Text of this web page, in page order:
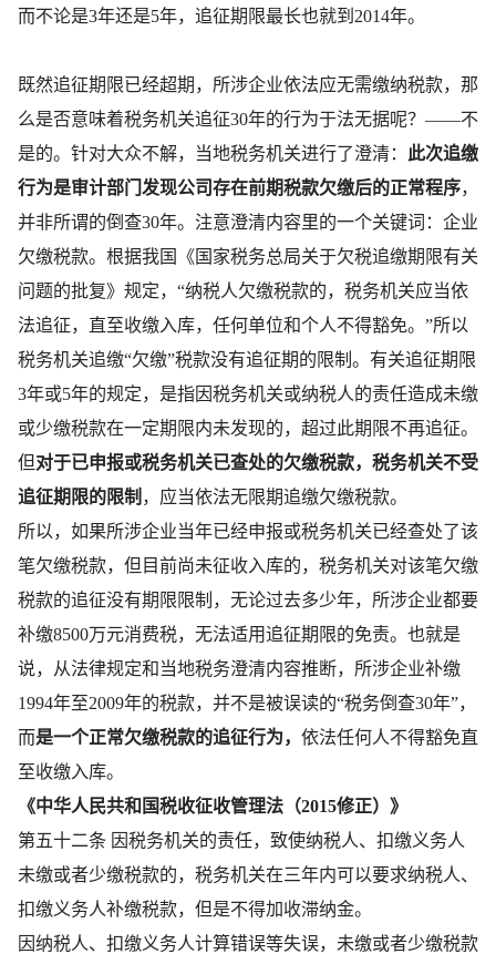
而不论是3年还是5年，追征期限最长也就到2014年。
既然追征期限已经超期，所涉企业依法应无需缴纳税款，那
么是否意味着税务机关追征30年的行为于法无据呢？——不
是的。针对大众不解，当地税务机关进行了澄清：
此次追缴
行为是审计部门发现公司存在前期税款欠缴后的正常程序，
并非所谓的倒查30年。注意澄清内容里的一个关键词：企业
欠缴税款。根据我国《国家税务总局关于欠税追缴期限有关
问题的批复》规定，“纳税人欠缴税款的，税务机关应当依
法追征，直至收缴入库，任何单位和个人不得豁免。”所以
税务机关追缴“欠缴”税款没有追征期的限制。有关追征期限
3年或5年的规定，是指因税务机关或纳税人的责任造成未缴
或少缴税款在一定期限内未发现的，超过此期限不再追征。
但对于已申报或税务机关已查处的欠缴税款，税务机关不受
追征期限的限制 ，应当依法无限期追缴欠缴税款。
所以，如果所涉企业当年已经申报或税务机关已经查处了该
笔欠缴税款，但目前尚未征收入库的，税务机关对该笔欠缴
税款的追征没有期限限制，无论过去多少年，所涉企业都要
补缴8500万元消费税，无法适用追征期限的免责。也就是
说，从法律规定和当地税务澄清内容推断，所涉企业补缴
1994年至2009年的税款，并不是被误读的“税务倒查30年”，
而是一个正常欠缴税款的追征行为， 依法任何人不得豁免直
至收缴入库。
《中华人民共和国税收征收管理法（2015修正）》
第五十二条 因税务机关的责任，致使纳税人、扣缴义务人
未缴或者少缴税款的，税务机关在三年内可以要求纳税人、
扣缴义务人补缴税款，但是不得加收滞纳金。
因纳税人、扣缴义务人计算错误等失误，未缴或者少缴税款